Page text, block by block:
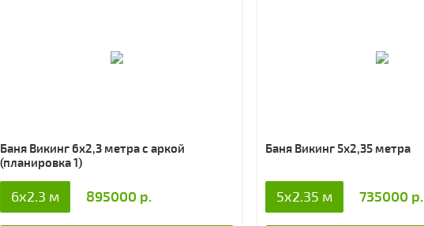
Баня Викинг 6х2,3 метра с аркой
(планировка 1)
6x2.3 м 895000 р.
Баня Викинг 5х2,35 метра
5x2.35 м 735000 р.